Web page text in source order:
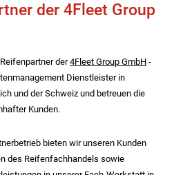
der 4Fleet Group
der4Fleet Group GmbH -
Dienstleister in
und der Schweiz und betreuen die
Kunden.
bieten wir unseren Kunden
des Reifenfachhandels sowie